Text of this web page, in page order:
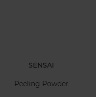
SENSAI
Peeling Powder